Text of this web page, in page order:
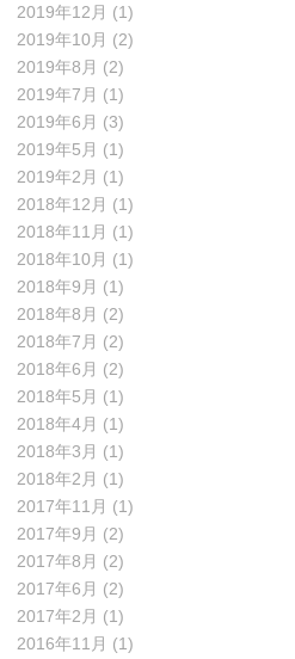
2019年12月 (1)
2019年10月 (2)
2019年8月 (2)
2019年7月 (1)
2019年6月 (3)
2019年5月 (1)
2019年2月 (1)
2018年12月 (1)
2018年11月 (1)
2018年10月 (1)
2018年9月 (1)
2018年8月 (2)
2018年7月 (2)
2018年6月 (2)
2018年5月 (1)
2018年4月 (1)
2018年3月 (1)
2018年2月 (1)
2017年11月 (1)
2017年9月 (2)
2017年8月 (2)
2017年6月 (2)
2017年2月 (1)
2016年11月 (1)